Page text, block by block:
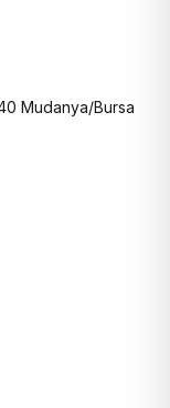
Mudanya/Bursa